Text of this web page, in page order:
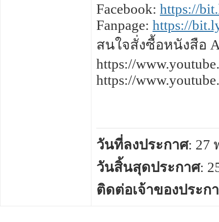
Facebook: https://
Fanpage: https://
สนใจสั่งซื้อหนังสือ
https://
https://
วันที่ลงประกาศ: 27
วันสิ้นสุดประกาศ:
ติดต่อเจ้าของประก